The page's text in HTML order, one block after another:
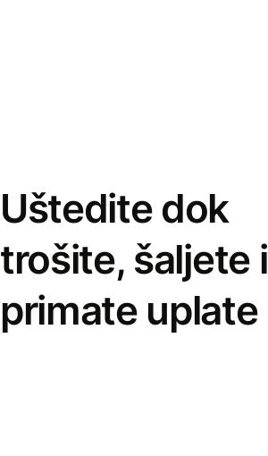
Uštedite dok
trošite, šaljete i
primate uplate